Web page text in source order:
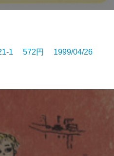
1 572円 1999/04/26